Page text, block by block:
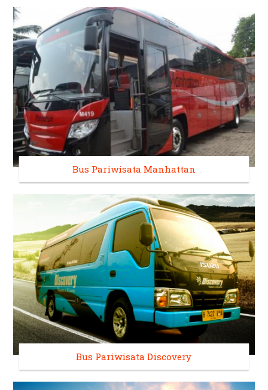
Bus Pariwisata Manhattan
Bus Pariwisata Discovery